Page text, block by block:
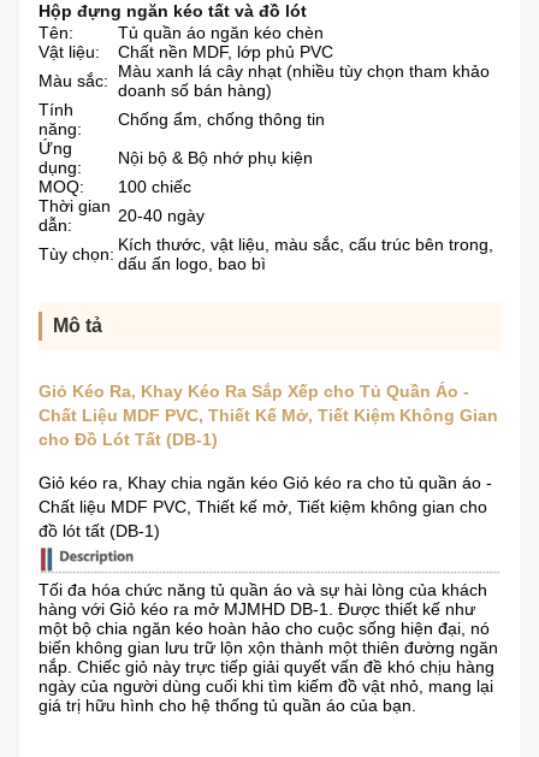
Hộp đựng ngăn kéo tất và đồ lót
Tên:
Tủ quần áo ngăn kéo chèn
Vật liệu:
Chất nền MDF, lớp phủ PVC
Màu sắc:
Màu xanh lá cây nhạt (nhiều tùy chọn tham khảo
doanh số bán hàng)
Tính
năng:
Chống ẩm, chống thông tin
Ứng
dụng:
Nội bộ & Bộ nhớ phụ kiện
MOQ:
100 chiếc
Thời gian
dẫn:
20-40 ngày
Tùy chọn: Kích thước, vật liệu, màu sắc, cấu trúc bên trong,
dấu ấn logo, bao bì
Mô tả
Giỏ Kéo Ra, Khay Kéo Ra Sắp Xếp cho Tủ Quần Áo -
Chất Liệu MDF PVC, Thiết Kế Mở, Tiết Kiệm Không Gian
cho Đồ Lót Tất (DB-1)
Giỏ kéo ra, Khay chia ngăn kéo Giỏ kéo ra cho tủ quần áo -
Chất liệu MDF PVC, Thiết kế mở, Tiết kiệm không gian cho
đồ lót tất (DB-1)
Tối đa hóa chức năng tủ quần áo và sự hài lòng của khách
hàng với Giỏ kéo ra mở MJMHD DB-1. Được thiết kế như
một bộ chia ngăn kéo hoàn hảo cho cuộc sống hiện đại, nó
biến không gian lưu trữ lộn xộn thành một thiên đường ngăn
nắp. Chiếc giỏ này trực tiếp giải quyết vấn đề khó chịu hàng
ngày của người dùng cuối khi tìm kiếm đồ vật nhỏ, mang lại
giá trị hữu hình cho hệ thống tủ quần áo của bạn.